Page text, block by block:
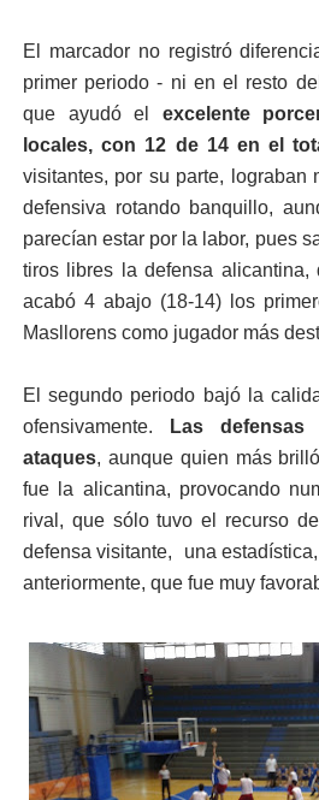
El marcador no registró
primer periodo - ni en el resto
que ayudó el
excelente
locales, con 12 de 14 en el
visitantes, por su parte, lograban
defensiva rotando banquillo,
parecían estar por la labor, pues
tiros libres la defensa
acabó 4 abajo (18-14) los
Masllorens como jugador más
El segundo periodo bajó la
ofensivamente. Las
ataques, aunque quien más
fue la alicantina, provocando
rival, que sólo tuvo el recurso
defensa visitante,
una
anteriormente, que fue muy